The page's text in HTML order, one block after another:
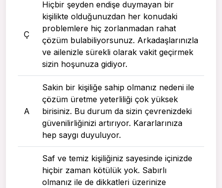
Ç
Hiçbir şeyden endişe duymayan bir
kişilikte olduğunuzdan her konudaki
problemlere hiç zorlanmadan rahat
çözüm bulabiliyorsunuz. Arkadaşlarınızla
ve ailenizle sürekli olarak vakit geçirmek
sizin hoşunuza gidiyor.
A
Sakin bir kişiliğe sahip olmanız nedeni ile
çözüm üretme yeterliliği çok yüksek
birisiniz. Bu durum da sizin çevrenizdeki
güvenilirliğinizi artırıyor. Kararlarınıza
hep saygı duyuluyor.
Saf ve temiz kişiliğiniz sayesinde içinizde
hiçbir zaman kötülük yok. Sabırlı
olmanız ile de dikkatleri üzerinize